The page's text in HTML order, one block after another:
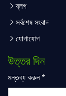
ব্লগ
সর্বশেষ সংবাদ
যোগাযোগ
উত্তর দিন
মন্তব্য করুন*